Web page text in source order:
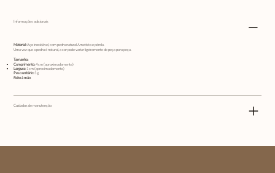
Informações adicionais
Material:Aço inoxidável, com pedra natural Ametista e pérola.
Uma vez que a pedra é natural, a cor pode variar ligeiramente de peça para peça.
Tamanho:
Comprimento:4 cm (aproximadamente)
Largura: 1 cm (aproximadamente)
Peso unitário:3 g
Feito à mão
Cuidados de manutenção